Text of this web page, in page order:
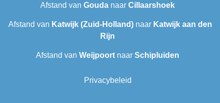
Afstand van Gouda naar Cillaarshoek
Afstand van Katwijk (Zuid-Holland)naar Katwijk aan den
Rijn
Afstand van Weijpoort naar Schipluiden
Privacybeleid